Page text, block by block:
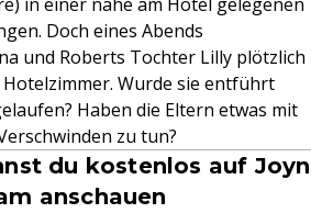
Doch eines Abends
und Roberts Tochter Lilly plötzlich
Wurde sie entführt
Haben die Eltern etwas mit
zu tun?
du kostenlos auf Joyn
anschauen